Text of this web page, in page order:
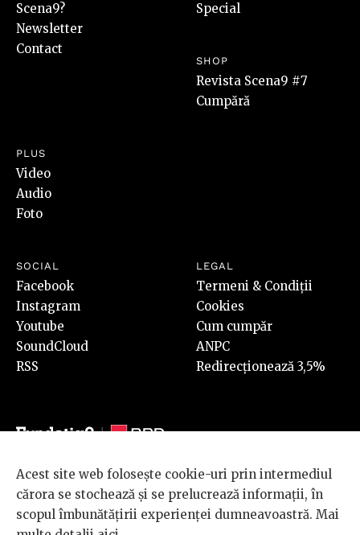
Scena9?
Newsletter
Contact
Special
SHOP
Revista Scena9 #7
Cumpără
PLUS
Video
Audio
Foto
SOCIAL
Facebook
Instagram
Youtube
SoundCloud
RSS
LEGAL
Termeni & Condiții
Cookies
Cum cumpăr
ANPC
Redirecționează 3,5%
© 2026 BRD Groupe Société Générale, toate drepturile rezervate.
Scena 9 este un proiect sustinut de
BRD GROUPE SOCIÉTÉ
GÉNÉRALE
Acest site web folosește cookie-uri prin intermediul
cărora se stochează și se prelucrează informații, în
scopul îmbunătățirii experienței dumneavoastră. Mai